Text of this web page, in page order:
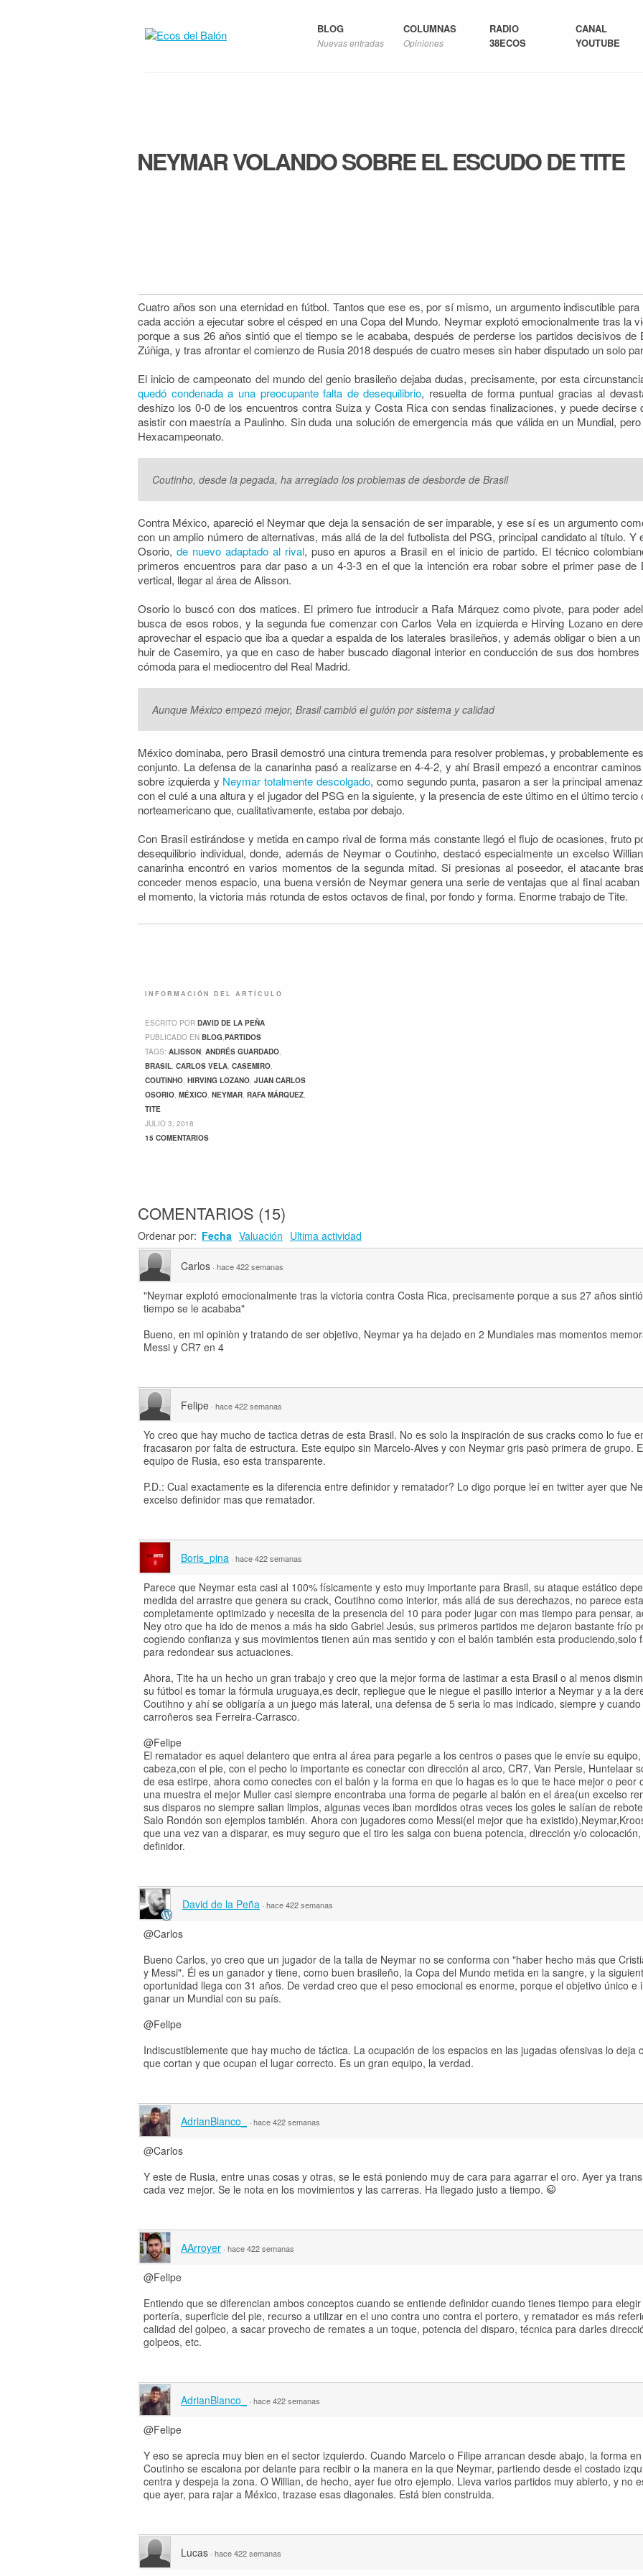
BLOG
Nuevas entradas
COLUMNAS
Opiniones
RADIO
38ECOS
CANAL
YOUTUBE
NEYMAR VOLANDO SOBRE EL ESCUDO DE TITE
Cuatro años son una eternidad en fútbol. Tantos que ese es, por sí mismo, un argumento indiscutible
cada acción a ejecutar sobre el césped en una Copa del Mundo. Neymar explotó emocionalmente tras la
porque a sus 26 años sintió que el tiempo se le acababa, después de perderse los partidos decisivos de
Zúñiga, y tras afrontar el comienzo de Rusia 2018 después de cuatro meses sin haber disputado un solo
El inicio de campeonato del mundo del genio brasileño dejaba dudas, precisamente, por esta
quedó condenada a una preocupante falta de desequilibrio, resuelta de forma puntual gracias al
deshizo los 0-0 de los encuentros contra Suiza y Costa Rica con sendas finalizaciones, y puede decirse
asistir con maestría a Paulinho. Sin duda una solución de emergencia más que válida en un Mundial,
Hexacampeonato.
Coutinho, desde la pegada, ha arreglado los problemas de desborde de Brasil
Contra México, apareció el Neymar que deja la sensación de ser imparable, y ese sí es un argumento
con un amplio número de alternativas, más allá de la del futbolista del PSG, principal candidato al título.
Osorio, de nuevo adaptado al rival, puso en apuros a Brasil en el inicio de partido. El técnico
primeros encuentros para dar paso a un 4-3-3 en el que la intención era robar sobre el primer pase
vertical, llegar al área de Alisson.
Osorio lo buscó con dos matices. El primero fue introducir a Rafa Márquez como pivote, para poder
busca de esos robos, y la segunda fue comenzar con Carlos Vela en izquierda e Hirving Lozano en
aprovechar el espacio que iba a quedar a espalda de los laterales brasileños, y además obligar o bien a
huir de Casemiro, ya que en caso de haber buscado diagonal interior en conducción de sus dos
cómoda para el mediocentro del Real Madrid.
Aunque México empezó mejor, Brasil cambió el guión por sistema y calidad
México dominaba, pero Brasil demostró una cintura tremenda para resolver problemas, y probablemente
conjunto. La defensa de la canarinha pasó a realizarse en 4-4-2, y ahí Brasil empezó a encontrar
sobre izquierda y Neymar totalmente descolgado, como segundo punta, pasaron a ser la principal
con el culé a una altura y el jugador del PSG en la siguiente, y la presencia de este último en el último
norteamericano que, cualitativamente, estaba por debajo.
Con Brasil estirándose y metida en campo rival de forma más constante llegó el flujo de ocasiones, fruto
desequilibrio individual, donde, además de Neymar o Coutinho, destacó especialmente un excelso
canarinha encontró en varios momentos de la segunda mitad. Si presionas al poseedor, el atacante
conceder menos espacio, una buena versión de Neymar genera una serie de ventajas que al final
el momento, la victoria más rotunda de estos octavos de final, por fondo y forma. Enorme trabajo de Tite.
INFORMACIÓN DEL ARTÍCULO
ESCRITO POR DAVID DE LA PEÑA
PUBLICADO EN BLOG,PARTIDOS
TAGS: ALISSON, ANDRÉS GUARDADO,
BRASIL, CARLOS VELA, CASEMIRO,
COUTINHO, HIRVING LOZANO, JUAN CARLOS
OSORIO, MÉXICO, NEYMAR, RAFA MÁRQUEZ,
TITE
JULIO 3, 2018
15 COMENTARIOS
COMENTARIOS (15)
Ordenar por: Fecha Valuación Ultima actividad
Carlos · hace 422 semanas
"Neymar explotó emocionalmente tras la victoria contra Costa Rica, precisamente porque a sus 27 años
tiempo se le acababa"
Bueno, en mi opiniòn y tratando de ser objetivo, Neymar ya ha dejado en 2 Mundiales mas momentos
Messi y CR7 en 4
Felipe · hace 422 semanas
Yo creo que hay mucho de tactica detras de esta Brasil. No es solo la inspiración de sus cracks como lo fue
fracasaron por falta de estructura. Este equipo sin Marcelo-Alves y con Neymar gris pasò primera de grupo.
equipo de Rusia, eso esta transparente.
P.D.: Cual exactamente es la diferencia entre definidor y rematador? Lo digo porque leí en twitter ayer que
excelso definidor mas que rematador.
Boris_pina · hace 422 semanas
Parece que Neymar esta casi al 100% físicamente y esto muy importante para Brasil, su ataque estático
medida del arrastre que genera su crack, Coutihno como interior, más allá de sus derechazos, no parece
completamente optimizado y necesita de la presencia del 10 para poder jugar con mas tiempo para pensar,
Ney otro que ha ido de menos a más ha sido Gabriel Jesús, sus primeros partidos me dejaron bastante frío
cogiendo confianza y sus movimientos tienen aún mas sentido y con el balón también esta produciendo,solo
para redondear sus actuaciones.
Ahora, Tite ha un hecho un gran trabajo y creo que la mejor forma de lastimar a esta Brasil o al menos
su fútbol es tomar la fórmula uruguaya,es decir, repliegue que le niegue el pasillo interior a Neymar y a la
Coutihno y ahí se obligaría a un juego más lateral, una defensa de 5 seria lo mas indicado, siempre y
carroñeros sea Ferreira-Carrasco.
@Felipe
El rematador es aquel delantero que entra al área para pegarle a los centros o pases que le envíe su
cabeza,con el pie, con el pecho lo importante es conectar con dirección al arco, CR7, Van Persie, Huntelaar
de esa estirpe, ahora como conectes con el balón y la forma en que lo hagas es lo que te hace mejor o peor
una muestra el mejor Muller casi siempre encontraba una forma de pegarle al balón en el área(un excelso
sus disparos no siempre salian limpios, algunas veces iban mordidos otras veces los goles le salían de
Salo Rondón son ejemplos también. Ahora con jugadores como Messi(el mejor que ha
que una vez van a disparar, es muy seguro que el tiro les salga con buena potencia, dirección y/o
definidor.
David de la Peña · hace 422 semanas
@Carlos
Bueno Carlos, yo creo que un jugador de la talla de Neymar no se conforma con "haber hecho más que
y Messi". Él es un ganador y tiene, como buen brasileño, la Copa del Mundo metida en la sangre, y la
oportunidad llega con 31 años. De verdad creo que el peso emocional es enorme, porque el objetivo único e
ganar un Mundial con su país.
@Felipe
Indiscustiblemente que hay mucho de táctica. La ocupación de los espacios en las jugadas ofensivas lo deja
que cortan y que ocupan el lugar correcto. Es un gran equipo, la verdad.
AdrianBlanco_ · hace 422 semanas
@Carlos
Y este de Rusia, entre unas cosas y otras, se le está poniendo muy de cara para agarrar el oro. Ayer ya
cada vez mejor. Se le nota en los movimientos y las carreras. Ha llegado justo a tiempo.
AArroyer · hace 422 semanas
@Felipe
Entiendo que se diferencian ambos conceptos cuando se entiende definidor cuando tienes tiempo para
portería, superficie del pie, recurso a utilizar en el uno contra uno contra el portero, y rematador es más
calidad del golpeo, a sacar provecho de remates a un toque, potencia del disparo, técnica para darles
golpeos, etc.
AdrianBlanco_ · hace 422 semanas
@Felipe
Y eso se aprecia muy bien en el sector izquierdo. Cuando Marcelo o Filipe arrancan desde abajo, la forma
Coutinho se escalona por delante para recibir o la manera en la que Neymar, partiendo desde el costado
centra y despeja la zona. O Willian, de hecho, ayer fue otro ejemplo. Lleva varios partidos muy abierto, y no
que ayer, para rajar a México, trazase esas diagonales. Está bien construida.
Lucas · hace 422 semanas